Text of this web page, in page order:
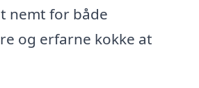
nemt for både
og erfarne kokke at